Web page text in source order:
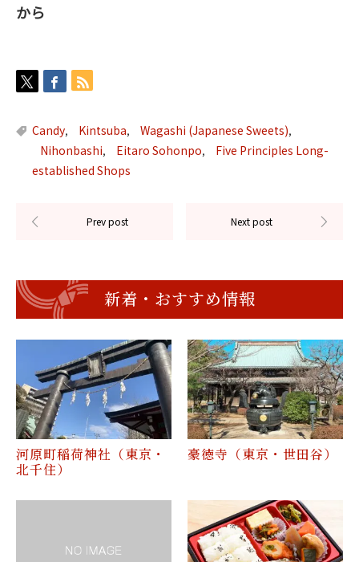
から
Candy, Kintsuba, Wagashi (Japanese Sweets),
Nihonbashi, Eitaro Sohonpo,
Five Principles Long-
established Shops
新着・おすすめ情報
河原町稲荷神社（東京・
北千住）
豪徳寺（東京・世田谷）